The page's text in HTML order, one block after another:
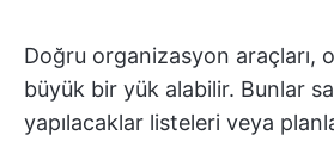
Doğru organizasyon araçları,
büyük bir yük alabilir. Bunlar
yapılacaklar listeleri veya